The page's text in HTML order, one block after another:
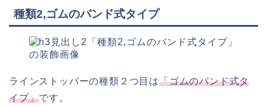
種類2,ゴムのバンド式タイプ
ラインストッパーの種類２つ目は「ゴムのバンド式タ
イプ」です。